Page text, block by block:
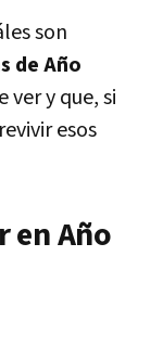
son
de Año
ver y que, si
esos
en Año